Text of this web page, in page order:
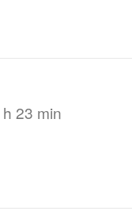
23 min